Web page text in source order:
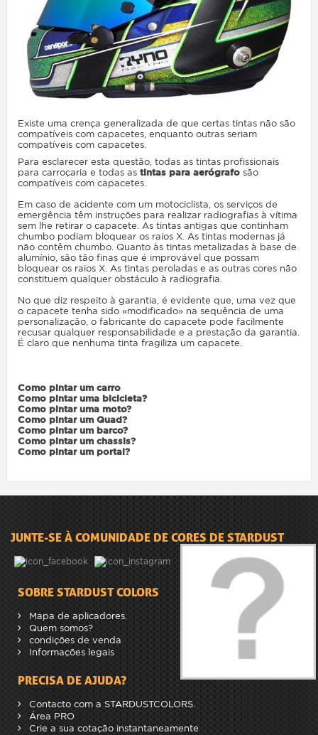
Existe uma crença generalizada de que certas tintas não são
compatíveis com capacetes, enquanto outras seriam
compatíveis com capacetes.
Para esclarecer esta questão, todas as tintas profissionais
para carroçaria e todas as tintas para aerógrafo são
compatíveis com capacetes.
Em caso de acidente com um motociclista, os serviços de
emergência têm instruções para realizar radiografias à vítima
sem lhe retirar o capacete. As tintas antigas que continham
chumbo podiam bloquear os raios X. As tintas modernas já
não contêm chumbo. Quanto às tintas metalizadas à base de
alumínio, são tão finas que é improvável que possam
bloquear os raios X. As tintas peroladas e as outras cores não
constituem qualquer obstáculo à radiografia.
No que diz respeito à garantia, é evidente que, uma vez que
o capacete tenha sido «modificado» na sequência de uma
personalização, o fabricante do capacete pode facilmente
recusar qualquer responsabilidade e a prestação da garantia.
É claro que nenhuma tinta fragiliza um capacete.
Como pintar um carro
Como pintar uma bicicleta?
Como pintar uma moto?
Como pintar um Quad?
Como pintar um barco?
Como pintar um chassis?
Como pintar um portal?
JUNTE-SE À COMUNIDADE DE CORES DE STARDUST
SOBRE STARDUST COLORS
Mapa de aplicadores.
Quem somos?
condições de venda
Informações legais
PRECISA DE AJUDA?
Contacto com a STARDUSTCOLORS.
Área PRO
Crie a sua cotação instantaneamente